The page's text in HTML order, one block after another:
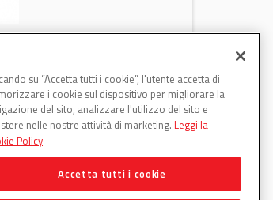
Francoforte 2026
WDB Automotive
(Axitecnica) e Di.Pa.
Sport entrano in
ADIRA
su “Accetta tutti i cookie”, l'utente accetta di
i cookie sul dispositivo per migliorare la
del sito, analizzare l'utilizzo del sito e
nelle nostre attività di marketing. Leggi la
Policy
Accetta tutti i cookie